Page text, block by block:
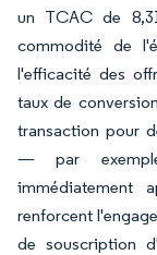
un TCAC de
commodité de
l'efficacité des
taux de
transaction pour
— par
immédiatement
renforcent
de souscription